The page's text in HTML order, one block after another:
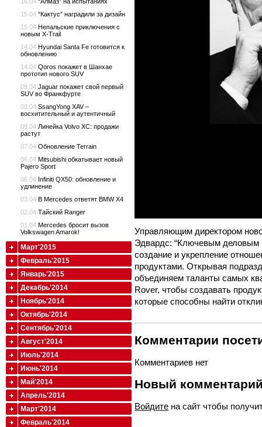
Управляющим директором
Эдвардс: “Ключевым деловым
создание и укрепление
продуктами. Открывая
объединяем таланты самых
Rover, чтобы создавать
которые способны найти
Комментарии
Комментариев нет
Новый
Войдите на сайт чтобы
15.04 “Кактус” наградили за дизайн
15.04 Непальские приключения с
новым X-Trail
14.04 Hyundai Santa Fe готовится к
обновлению
14.04 Qoros покажет в Шанхае
прототип нового SUV
09.04 Jaguar покажет свой первый
SUV во Франкфурте
09.04 SsangYong XAV –
восхитительный и аутентичный
09.04 Линейка Volvo XC: продажи
растут
07.04 Обновление Terrain
06.04 Mitsubishi обкатывает новый
Pajero Sport
06.04 Infiniti QX50: обновление и
удлинение
03.04 В Mercedes ответят BMW X4
02.04 Тайский Ranger
01.04 Mercedes бросит вызов
Volkswagen Amarok!
Март'2015
Февраль'2015
Январь'2015
Декабрь'2014
Ноябрь'2014
Октябрь'2014
Сентябрь'2014
Август'2014
Июль'2014
Июнь'2014
Май'2014
Апрель'2014
Март'2014
Февраль'2014